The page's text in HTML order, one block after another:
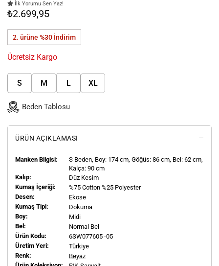
İlk Yorumu Sen Yaz!
₺2.699,95
2. ürüne %30 İndirim
Ücretsiz Kargo
S M L XL
Beden Tablosu
ÜRÜN AÇIKLAMASI
Manken Bilgisi: S Beden, Boy: 174 cm, Göğüs: 86 cm, Bel: 62 cm,
Kalça: 90 cm
Kalıp:
Düz Kesim
Kumaş İçeriği:
%75 Cotton %25 Polyester
Desen:
Ekose
Kumaş Tipi:
Dokuma
Boy:
Midi
Bel:
Normal Bel
Ürün Kodu:
6SW077605 -05
Üretim Yeri:
Türkiye
Renk:
Beyaz